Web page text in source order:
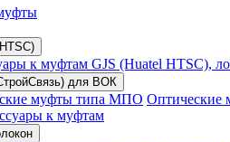
к муфтам GJS (Huatel HTSC),
для ВОК
муфты типа МПО
к муфтам